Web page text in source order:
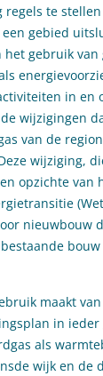
regels te
gebied
het gebruik
in en
wijzigingen
van de
wijziging,
opzichte van
nieuwbouw
maakt
in ieder
als
wijk en de